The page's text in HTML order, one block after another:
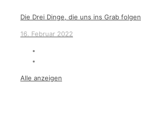
Die Drei Dinge, die uns ins Grab folgen
16. Februar 2022
Alle anzeigen